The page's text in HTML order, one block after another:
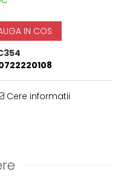
IN COS
Cere informatii